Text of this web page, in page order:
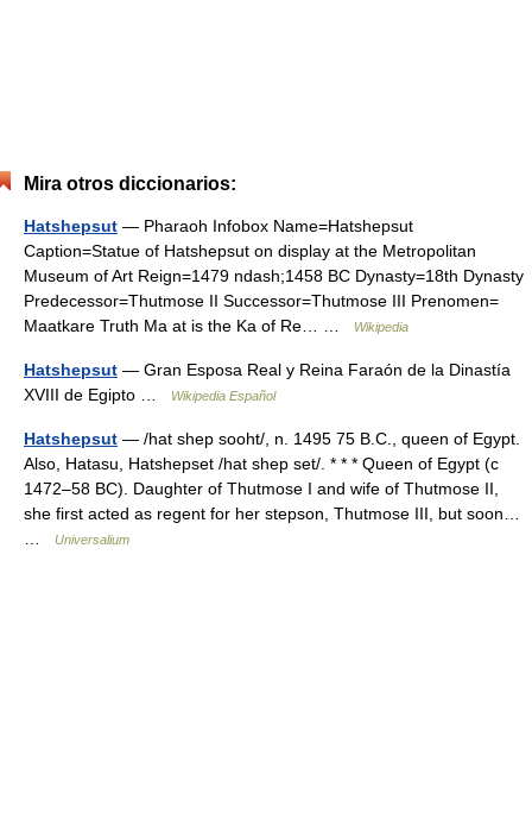
Mira otros diccionarios:
Hatshepsut — Pharaoh Infobox Name=Hatshepsut
Caption=Statue of Hatshepsut on display at the Metropolitan
Museum of Art Reign=1479 ndash;1458 BC Dynasty=18th Dynasty
Predecessor=Thutmose II Successor=Thutmose III Prenomen=
Maatkare Truth Ma at is the Ka of Re… …
Wikipedia
Hatshepsut — Gran Esposa Real y Reina Faraón de la Dinastía
XVIII de Egipto …
Wikipedia Español
Hatshepsut — /hat shep sooht/, n. 1495 75 B.C., queen of Egypt.
Also, Hatasu, Hatshepset /hat shep set/. * * * Queen of Egypt (с
1472–58 BC). Daughter of Thutmose I and wife of Thutmose II,
she first acted as regent for her stepson, Thutmose III, but soon…
Universalium